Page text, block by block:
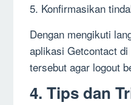
5. Konfirmasikan
Dengan mengikuti
aplikasi Getcontact
tersebut agar logout
4. Tips dan